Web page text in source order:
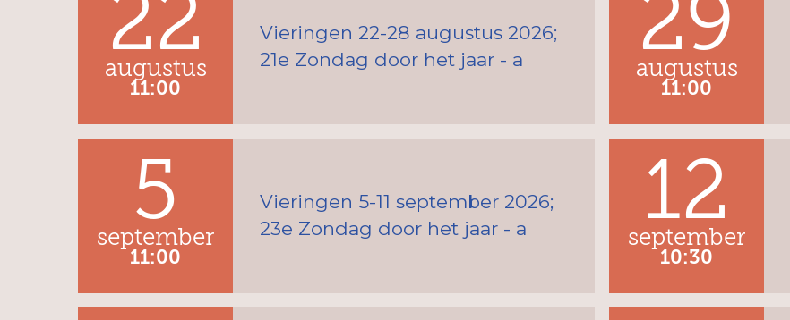
22
augustus
11:00
Vieringen 22-28 augustus 2026;
21e Zondag door het jaar - a
29
augustus
11:00
5
september
11:00
Vieringen 5-11 september 2026;
23e Zondag door het jaar - a
12
september
10:30